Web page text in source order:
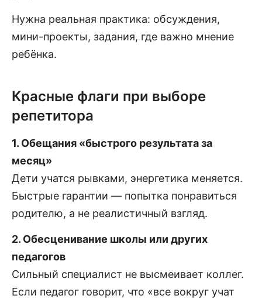
Нужна реальная практика: обсуждения,
мини-проекты, задания, где важно мнение
ребёнка.
Красные флаги при выборе
репетитора
1. Обещания «быстрого результата за
месяц»
Дети учатся рывками, энергетика меняется.
Быстрые гарантии — попытка понравиться
родителю, а не реалистичный взгляд.
2. Обесценивание школы или других
педагогов
Сильный специалист не высмеивает коллег.
Если педагог говорит, что «все вокруг учат